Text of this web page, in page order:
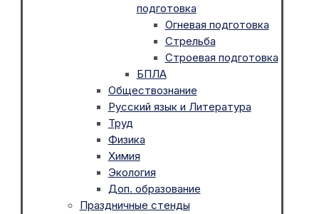
подготовка
Огневая подготовка
Стрельба
Строевая подготовка
БПЛА
Обществознание
Русский язык и Литература
Труд
Физика
Химия
Экология
Доп. образование
Праздничные стенды